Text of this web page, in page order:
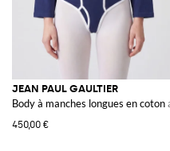
JEAN PAUL GAULTIER
Body à manches longues en coton
450,00 €